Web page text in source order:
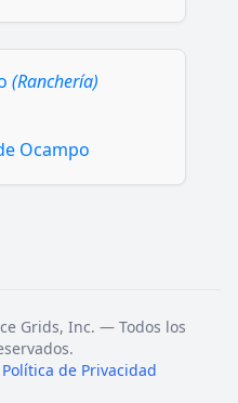
(Ranchería)
Ocampo
Grids, Inc. — Todos los
Política de Privacidad